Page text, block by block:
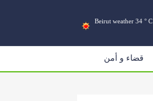
Beirut weather 34 ° C
قضاء و أمن